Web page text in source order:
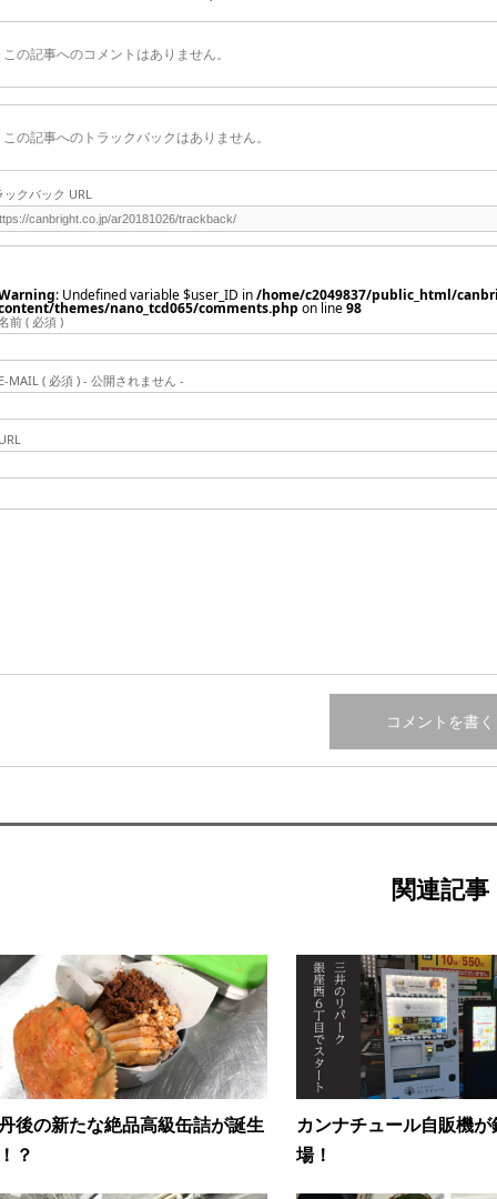
この記事へのコメントはありません。
この記事へのトラックバックはありません。
ックバック URL
: Undefined variable $user_ID in/home/c2049837/public_html/
themes/nano_tcd065/comments.php on line98
前 ( 必須 )
MAIL ( 必須 ) - 公開されません -
関連記事
後の新たな絶品高級缶詰が誕生
？
カンナチュール自販機
場！